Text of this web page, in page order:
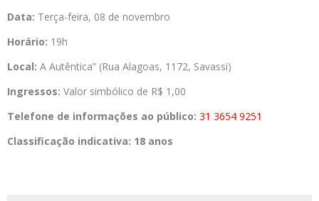
Data: Terça-feira, 08 de novembro
Horário: 19h
Local: A Autêntica” (Rua Alagoas, 1172, Savassi)
Ingressos: Valor simbólico de R$ 1,00
Telefone de informações ao público: 31 3654 9251
Classificação indicativa: 18 anos